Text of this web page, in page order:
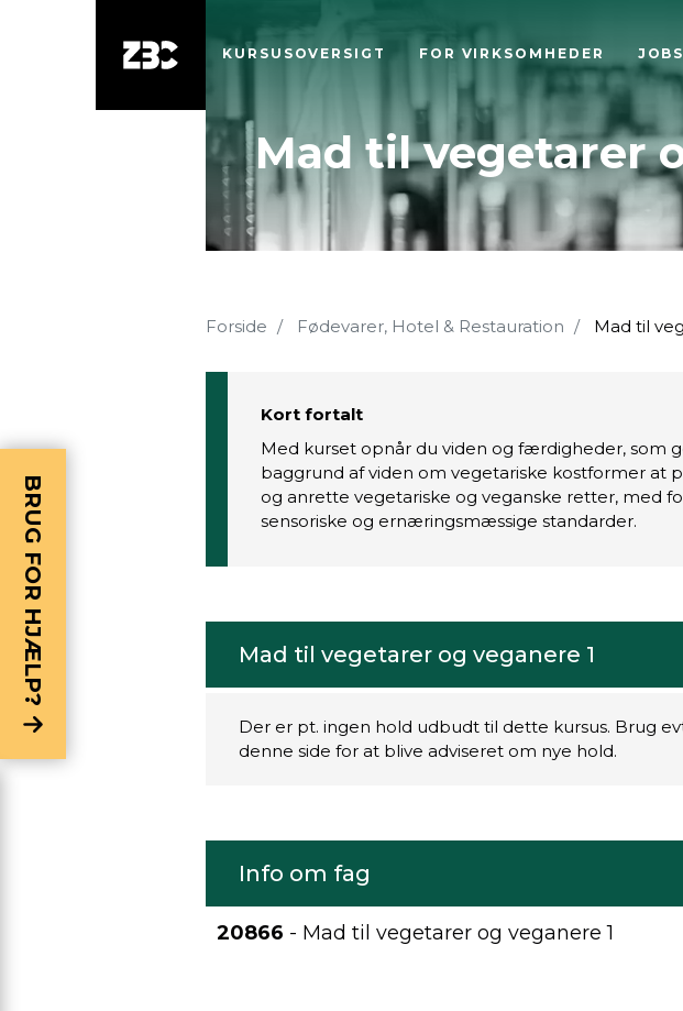
KURSUSOVERSIGT FOR VIRKSOMHEDER
Mad til vegetarer
Forside Fødevarer, Hotel & Restauration Mad til
Kort fortalt
Med kurset opnår du viden og færdigheder, som
baggrund af viden om vegetariske kostformer at
og anrette vegetariske og veganske retter, med
sensoriske og ernæringsmæssige standarder.
Mad til vegetarer og veganere 1
Der er pt. ingen hold udbudt til dette kursus. Brug
denne side for at blive adviseret om nye hold.
Info om fag
20866 - Mad til vegetarer og veganere 1
BRUG FOR HJÆLP?